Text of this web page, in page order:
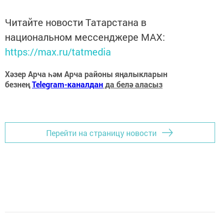
Читайте новости Татарстана в
национальном мессенджере MАХ:
https://max.ru/tatmedia
Хәзер Арча һәм Арча районы яңалыкларын
безнеңTelegram-каналданда белә аласыз
Перейти на страницу новости